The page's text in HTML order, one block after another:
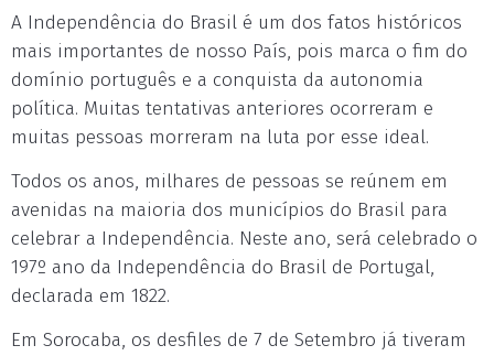
A Independência do Brasil é um dos fatos históricos
mais importantes de nosso País, pois marca o fim do
domínio português e a conquista da autonomia
política. Muitas tentativas anteriores ocorreram e
muitas pessoas morreram na luta por esse ideal.
Todos os anos, milhares de pessoas se reúnem em
avenidas na maioria dos municípios do Brasil para
celebrar a Independência. Neste ano, será celebrado o
197º ano da Independência do Brasil de Portugal,
declarada em 1822.
Em Sorocaba, os desfiles de 7 de Setembro já tiveram